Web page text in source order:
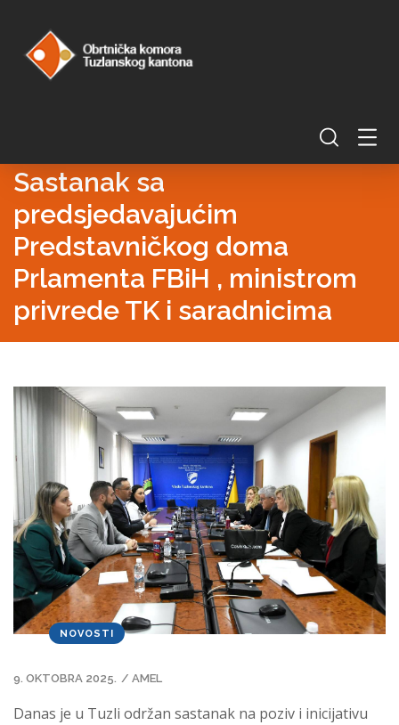
Sastanak sa
predsjedavajućim
Predstavničkog doma
Prlamenta FBiH , ministrom
privrede TK i saradnicima
NOVOSTI
9. OKTOBRA 2025. / AMEL
Danas je u Tuzli održan sastanak na poziv i inicijativu